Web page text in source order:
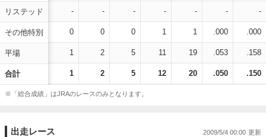
リステッド
その他特別
平場
合計
- - - - - - -
0 0 0 1 1 .000 .000
1 2 5 11 19 .053 .158
1 2 5 12 20 .050 .150
※「総合成績」はJRAのレースのみとなります。
出走レース 2009/5/4 00:00